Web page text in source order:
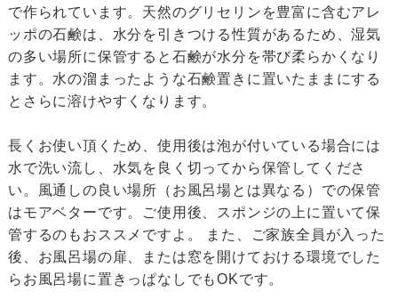
で作られています。天然のグリセリンを豊富に含むアレ
ッポの石鹸は、水分を引きつける性質があるため、湿気
の多い場所に保管すると石鹸が水分を帯び柔らかくなり
ます。水の溜まったような石鹸置きに置いたままにする
とさらに溶けやすくなります。
長くお使い頂くため、使用後は泡が付いている場合には
水で洗い流し、水気を良く切ってから保管してくださ
い。風通しの良い場所（お風呂場とは異なる）での保管
はモアベターです。ご使用後、スポンジの上に置いて保
管するのもおススメですよ。 また、ご家族全員が入った
後、お風呂場の扉、または窓を開けておける環境でした
らお風呂場に置きっぱなしでもOKです。